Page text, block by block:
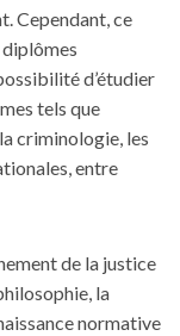
Cependant, ce
d’étudier
tels que
criminologie, les
entre
de la justice
la
normative